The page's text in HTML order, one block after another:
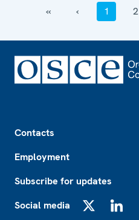
‹‹ ‹ 1 2
Contacts
Employment
Subscribe for updates
Social media